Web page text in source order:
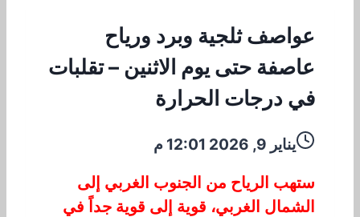
عواصف ثلجية وبرد ورياح
عاصفة حتى يوم الاثنين – تقلبات
في درجات الحرارة
يناير 9, 2026 12:01 م
ستهب الرياح من الجنوب الغربي إلى
الشمال الغربي، قوية إلى قوية جداً في